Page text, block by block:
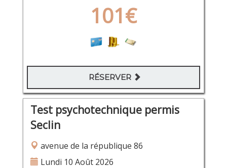
101€
RÉSERVER
Test psychotechnique permis
Seclin
avenue de la république 86
Lundi 10 Août 2026